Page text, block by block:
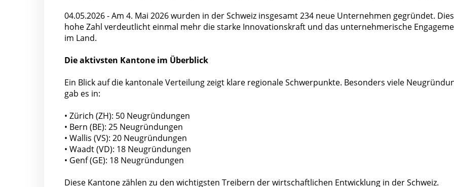
04.05.2026 - Am 4. Mai 2026 wurden in der Schweiz insgesamt 234 neue Unternehmen gegründet.
hohe Zahl verdeutlicht einmal mehr die starke Innovationskraft und das unternehmerische
im Land.
Die aktivsten Kantone im Überblick
Ein Blick auf die kantonale Verteilung zeigt klare regionale Schwerpunkte. Besonders viele
gab es in:
• Zürich (ZH): 50 Neugründungen
• Bern (BE): 25 Neugründungen
• Wallis (VS): 20 Neugründungen
• Waadt (VD): 18 Neugründungen
• Genf (GE): 18 Neugründungen
Diese Kantone zählen zu den wichtigsten Treibern der wirtschaftlichen Entwicklung in der Schweiz.